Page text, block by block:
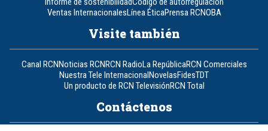
Ventas InternacionalesLínea ÉticaPrensa RCNOBA
Visite también
Canal RCNNoticias RCNRCN RadioLa RepúblicaRCN Comerciales
Nuestra Tele InternacionalNovelasFidesTDT
Un producto de RCN TelevisiónRCN Total
Contáctenos